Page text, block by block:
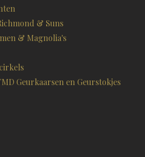
& Suns
& Magnolia's
Geurkaarsen en Geurstokjes